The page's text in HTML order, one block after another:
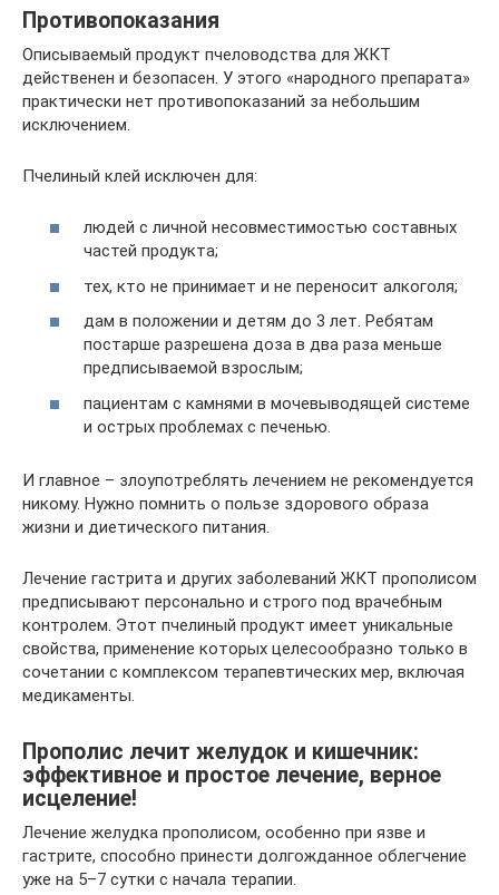
Противопоказания
Описываемый продукт пчеловодства для ЖКТ
действенен и безопасен. У этого «народного препарата»
практически нет противопоказаний за небольшим
исключением.
Пчелиный клей исключен для:
людей с личной несовместимостью составных
частей продукта;
тех, кто не принимает и не переносит алкоголя;
дам в положении и детям до 3 лет. Ребятам
постарше разрешена доза в два раза меньше
предписываемой взрослым;
пациентам с камнями в мочевыводящей системе
и острых проблемах с печенью.
И главное – злоупотреблять лечением не рекомендуется
никому. Нужно помнить о пользе здорового образа
жизни и диетического питания.
Лечение гастрита и других заболеваний ЖКТ прополисом
предписывают персонально и строго под врачебным
контролем. Этот пчелиный продукт имеет уникальные
свойства, применение которых целесообразно только в
сочетании с комплексом терапевтических мер, включая
медикаменты.
Прополис лечит желудок и кишечник:
эффективное и простое лечение, верное
исцеление!
Лечение желудка прополисом, особенно при язве и
гастрите, способно принести долгожданное облегчение
уже на 5–7 сутки с начала терапии.